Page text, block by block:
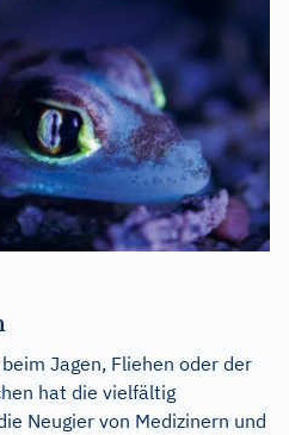
Jagen, Fliehen oder der
hat die vielfältig
Neugier von Medizinern und